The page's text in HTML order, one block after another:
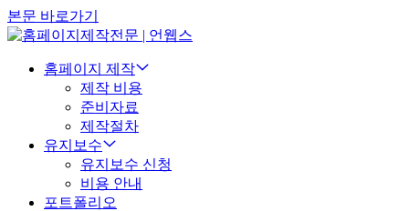
본문 바로가기
홈페이지 제작
제작 비용
준비자료
제작절차
유지보수
유지보수 신청
비용 안내
포트폴리오